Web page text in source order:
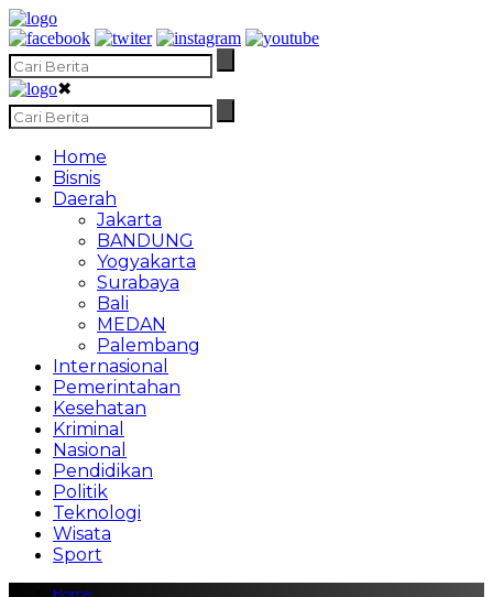
✖
Home
Bisnis
Daerah
Jakarta
BANDUNG
Yogyakarta
Surabaya
Bali
MEDAN
Palembang
Internasional
Pemerintahan
Kesehatan
Kriminal
Nasional
Pendidikan
Politik
Teknologi
Wisata
Sport
Home